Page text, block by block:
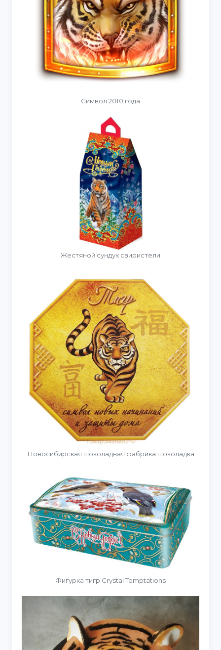
Символ 2010 года
Жестяной сундук свиристели
Новосибирская шоколадная фабрика шоколадка
Фигурка тигр Crystal Temptations